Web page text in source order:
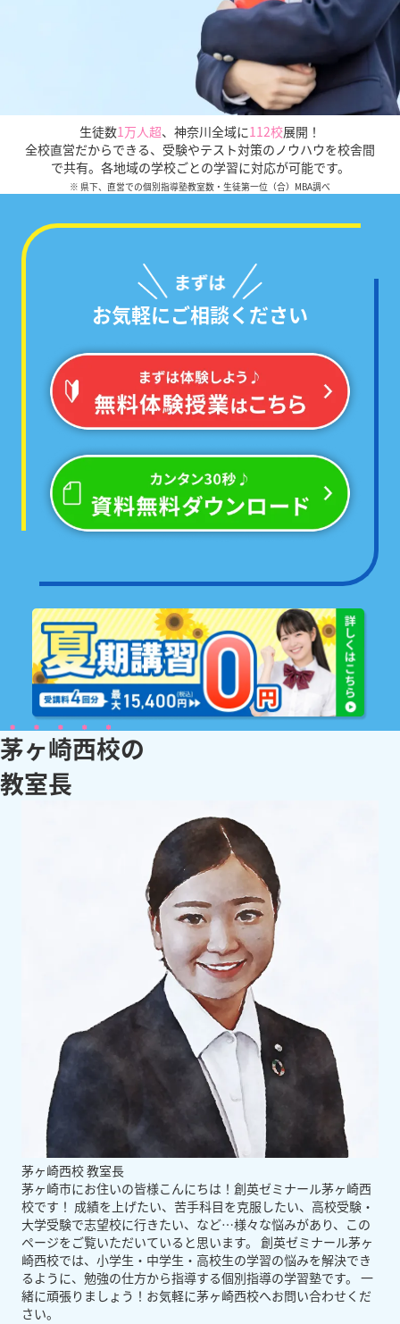
生徒数1万人超、 神奈川全域に112校展開！
全校直営だからできる、受験やテスト対策のノウハウを校舎間
で共有。各地域の学校ごとの学習に対応が可能です。
※ 県下、直営での個別指導塾教室数・生徒第一位（合）MBA調べ
お気軽にご相談ください
茅ヶ崎西校の
教室長
茅ヶ崎西校 教室長
茅ヶ崎市にお住いの皆様こんにちは！創英ゼミナール茅ヶ崎西
校です！ 成績を上げたい、苦手科目を克服したい、高校受験・
大学受験で志望校に行きたい、など…様々な悩みがあり、この
ページをご覧いただいていると思います。 創英ゼミナール茅ヶ
崎西校では、小学生・中学生・高校生の学習の悩みを解決でき
るように、勉強の仕方から指導する個別指導の学習塾です。 一
緒に頑張りましょう！お気軽に茅ヶ崎西校へお問い合わせくだ
さい。